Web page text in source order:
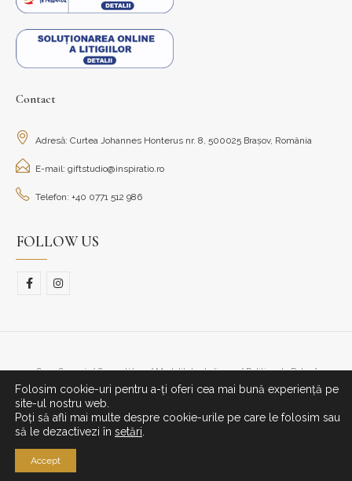
Contact
Adresă: Curtea Johannes Honterus nr. 8, 500025 Brașov, România
E-mail: giftstudio@inspiratio.ro
Telefon: +40 0771 512 986
FOLLOW US
Cum Cumpăr/ Cum plătesc Modalitate de livrare Politica de Retur
© Copyright 2023. All Rights Reserved.
Folosim cookie-uri pentru a-ți oferi cea mai bună experiență pe
site-ul nostru web.
Poți să afli mai multe despre cookie-urile pe care le folosim sau
să le dezactivezi în setări
Accept